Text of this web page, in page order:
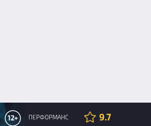
12+ ПЕРФОРМАНС 9.7